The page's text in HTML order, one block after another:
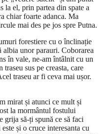
la el, prin partea din spate a
chiar foarte adanca. Ma
mai des pe jos spre Putna.
forestiere cu o înclinație
albia unor parauri. Coborarea
în vale, ne-am întâlnit cu un
traseu sus pe creasta, care
traseu ar fi ceva mai ușor.
mirat și atunci ce mult și
la mormântul fostului
grija să-ți spună ce să faci
și o cruce interesanta cu